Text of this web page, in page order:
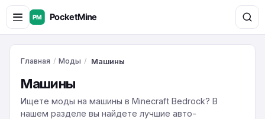
Главная / Моды / Машины
Машины
Ищете моды на машины в Minecraft Bedrock? В
нашем разделе вы найдете лучшие авто-